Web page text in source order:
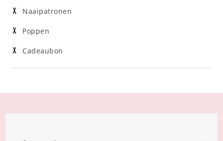
Naaipatronen
Poppen
Cadeaubon